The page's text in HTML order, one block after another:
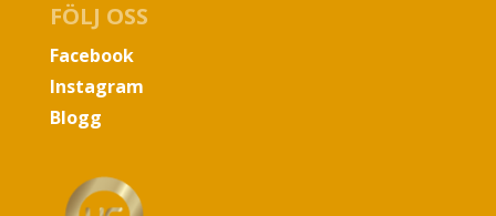
FÖLJ OSS
Facebook
Instagram
Blogg